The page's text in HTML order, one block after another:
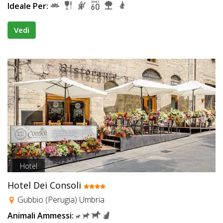
Ideale Per:
Vedi
Hotel
Hotel Dei Consoli
Gubbio (Perugia) Umbria
Animali Ammessi: